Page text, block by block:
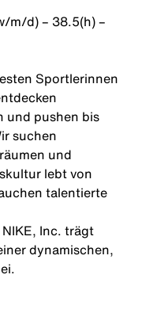
m/d) – 38.5(h) –
Sportlerinnen
und pushen bis
suchen
und
lebt von
talentierte
Inc. trägt
dynamischen,